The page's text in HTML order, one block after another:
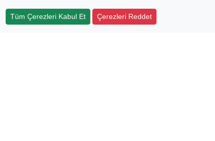
Tüm Çerezleri Kabul Et
Çerezleri Reddet